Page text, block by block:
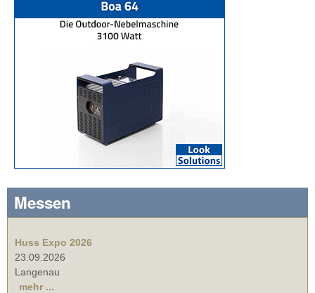
Messen
Huss Expo 2026
23.09.2026
Langenau
mehr ...